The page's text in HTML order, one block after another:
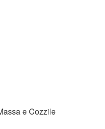
e Cozzile